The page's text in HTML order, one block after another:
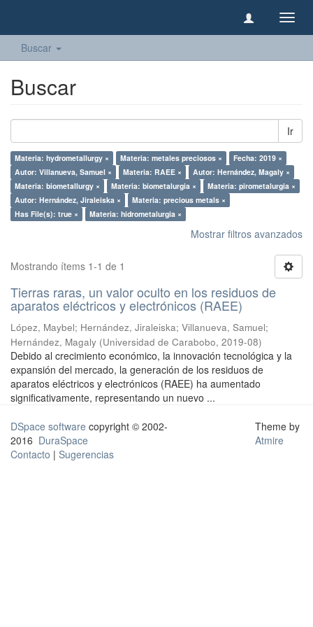
Buscar
Buscar
Ir
Materia: hydrometallurgy × Materia: metales preciosos ×
Fecha: 2019 ×
Autor: Villanueva, Samuel ×
Materia: RAEE ×
Autor: Hernández, Magaly ×
Materia: biometallurgy ×
Materia: biometalurgia ×
Materia: pirometalurgia ×
Autor: Hernández, Jiraleiska ×
Materia: precious metals ×
Has File(s): true ×
Materia: hidrometalurgia ×
Mostrar filtros avanzados
Mostrando ítems 1-1 de 1
Tierras raras, un valor oculto en los residuos de
aparatos eléctricos y electrónicos (RAEE)
López, Maybel; Hernández, Jiraleiska; Villanueva, Samuel;
Hernández, Magaly (Universidad de Carabobo, 2019-08)
Debido al crecimiento económico, la innovación tecnológica y la
expansión del mercado, la generación de los residuos de
aparatos eléctricos y electrónicos (RAEE) ha aumentado
significativamente, representando un nuevo ...
DSpace software copyright © 2002-
2016 DuraSpace
Contacto | Sugerencias
Theme by
Atmire